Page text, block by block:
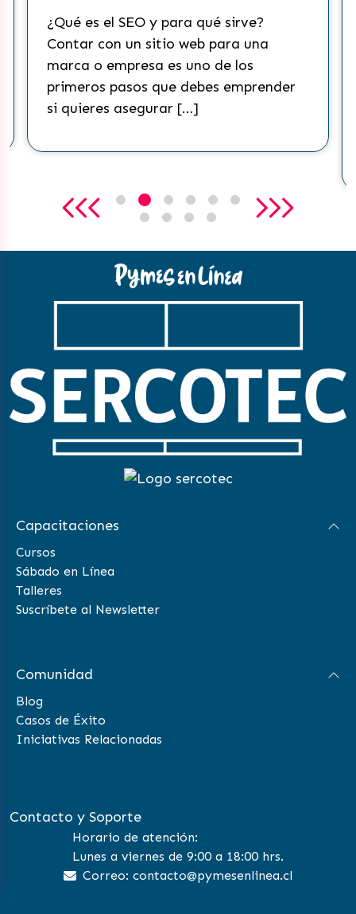
¿Qué es el SEO y para qué sirve?
Contar con un sitio web para una
marca o empresa es uno de los
primeros pasos que debes emprender
si quieres asegurar […]
Capacitaciones
Cursos
Sábado en Línea
Talleres
Suscríbete al Newsletter
Comunidad
Blog
Casos de Éxito
Iniciativas Relacionadas
Contacto y Soporte
Horario de atención:
Lunes a viernes de 9:00 a 18:00 hrs.
Correo: contacto@pymesenlinea.cl